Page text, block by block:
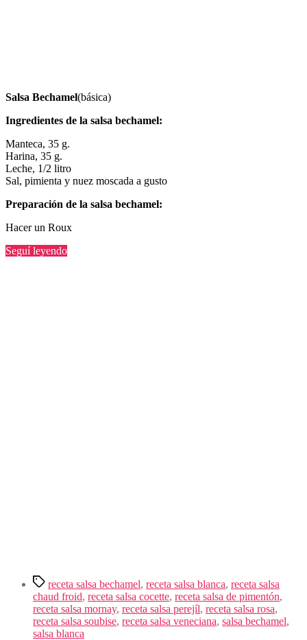
Salsa Bechamel(básica)
Ingredientes de la salsa bechamel:
Manteca, 35 g.
Harina, 35 g.
Leche, 1/2 litro
Sal, pimienta y nuez moscada a gusto
Preparación de la salsa bechamel:
Hacer un Roux
Seguí leyendo“Receta
Etiquetas
receta salsa bechamel, receta salsa blanca, receta salsa
chaud froid, receta salsa cocette, receta salsa de pimentón,
receta salsa mornay, receta salsa perejíl, receta salsa rosa,
receta salsa soubise, receta salsa veneciana, salsa bechamel,
salsa blanca